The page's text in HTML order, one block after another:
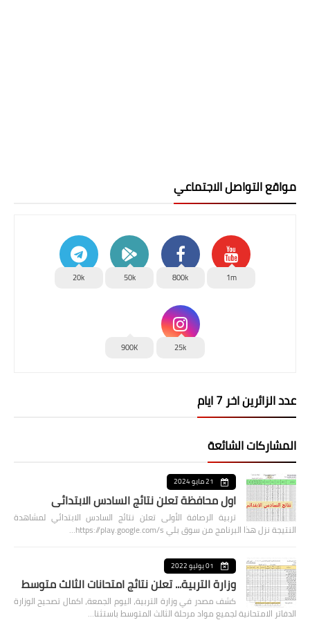
مواقع التواصل الاجتماعي
1m
800k
50k
20k
25k
900K
عدد الزائرين اخر 7 ايام
المشاركات الشائعة
21 مايو 2024
اول محافظة تعلن نتائج السادس الابتدائي
تربية الرصافة الأولى تعلن نتائج السادس الابتدائي لمشاهدة
النتيجة نزل هذا البرنامج من سوق بلي https://play.google.com/s…
01 يوليو 2022
وزارة التربية... تعلن نتائج امتحانات الثالث متوسط
كشف مصدر في وزارة التربية، اليوم الجمعة، اكمال تصحيح الوزارة
الدفاتر الامتحانية لجميع مواد مرحلة الثالث المتوسط باستثنا…